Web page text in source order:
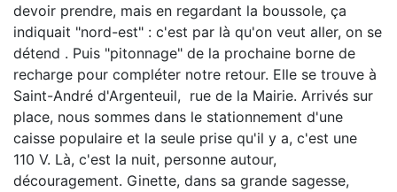
devoir prendre, mais en regardant la boussole, ça
indiquait "nord-est" : c'est par là qu'on veut aller, on se
détend . Puis "pitonnage" de la prochaine borne de
recharge pour compléter notre retour. Elle se trouve à
Saint-André d'Argenteuil, rue de la Mairie. Arrivés sur
place, nous sommes dans le stationnement d'une
caisse populaire et la seule prise qu'il y a, c'est une
110 V. Là, c'est la nuit, personne autour,
découragement. Ginette, dans sa grande sagesse,